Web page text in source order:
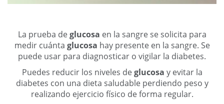
La prueba deglucosa en la sangre se solicita para
medir cuánta glucosa hay presente en la sangre. Se
puede usar para diagnosticar o vigilar la diabetes.
Puedes reducir los niveles deglucosa y evitar la
diabetes con una dieta saludable perdiendo peso y
realizando ejercicio físico de forma regular.